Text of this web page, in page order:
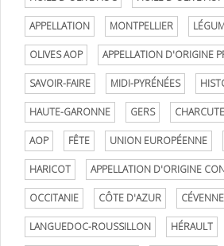
APPELLATION MONTPELLIER
OLIVES AOP APPELLATION D'ORIGINE
SAVOIR-FAIRE MIDI-PYRÉNÉES
HAUTE-GARONNE GERS
AOP FÊTE UNION EUROPÉENNE
HARICOT APPELLATION D'ORIGINE
OCCITANIE CÔTE D'AZUR
LANGUEDOC-ROUSSILLON HÉRAULT